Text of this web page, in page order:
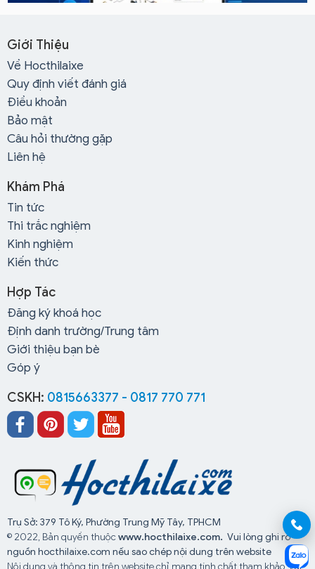
Giới Thiệu
Về Hocthilaixe
Quy định viết đánh giá
Điều khoản
Bảo mật
Câu hỏi thường gặp
Liên hệ
Khám Phá
Tin tức
Thi trắc nghiệm
Kinh nghiệm
Kiến thức
Hợp Tác
Đăng ký khoá học
Định danh trường/Trung tâm
Giới thiệu bạn bè
Góp ý
CSKH: 0815663377 - 0817 770 771
Trụ Sở: 379 Tô Ký, Phường Trung Mỹ Tây, TPHCM
© 2022, Bản quyền thuộc www.hocthilaixe.com. Vui lòng ghi rõ
nguồn hocthilaixe.com nếu sao chép nội dung trên website
Nội dung và thông tin trên website chỉ mang tính chất tham khảo, vui